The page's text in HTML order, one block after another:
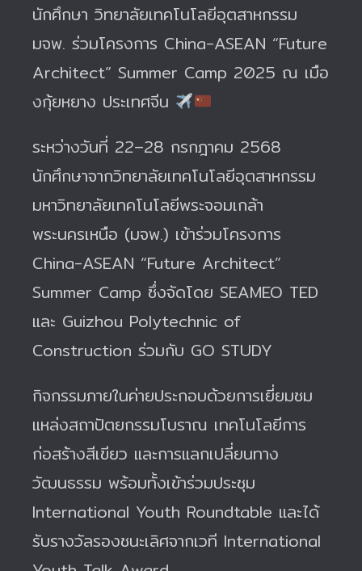
นักศึกษา วิทยาลัยเทคโนโลยีอุตสาหกรรม
มจพ. ร่วมโครงการ China-ASEAN “Future
Architect” Summer Camp 2025 ณ เมือ
งกุ้ยหยาง ประเทศจีน
ระหว่างวันที่ 22–28 กรกฎาคม 2568
นักศึกษาจากวิทยาลัยเทคโนโลยีอุตสาหกรรม
มหาวิทยาลัยเทคโนโลยีพระจอมเกล้า
พระนครเหนือ (มจพ.) เข้าร่วมโครงการ
China-ASEAN “Future Architect”
Summer Camp ซึ่งจัดโดย SEAMEO TED
และ Guizhou Polytechnic of
Construction ร่วมกับ GO STUDY
กิจกรรมภายในค่ายประกอบด้วยการเยี่ยมชม
แหล่งสถาปัตยกรรมโบราณ เทคโนโลยีการ
ก่อสร้างสีเขียว และการแลกเปลี่ยนทาง
วัฒนธรรม พร้อมทั้งเข้าร่วมประชุม
International Youth Roundtable และได้
รับรางวัลรองชนะเลิศจากเวที International